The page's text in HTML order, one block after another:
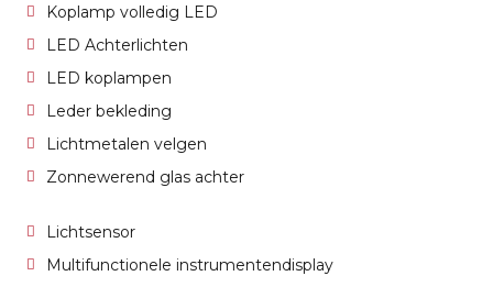
Koplamp volledig LED
LED Achterlichten
LED koplampen
Leder bekleding
Lichtmetalen velgen
Zonnewerend glas achter
Lichtsensor
Multifunctionele instrumentendisplay